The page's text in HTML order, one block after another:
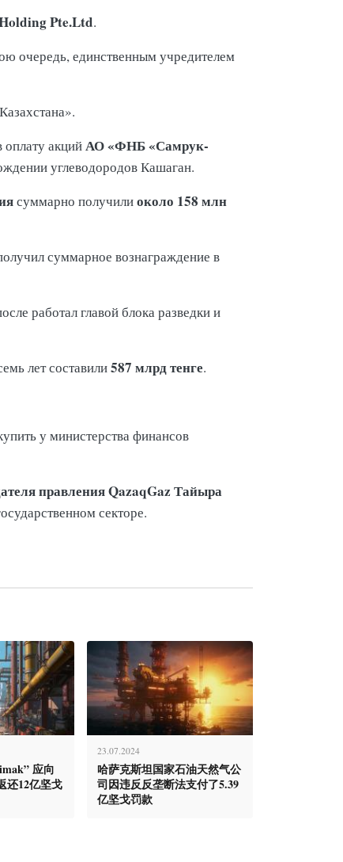
Pte.Ltd.
очередь, единственным учредителем
оплату акцийАО «ФНБ «Самрук-
углеводородов Кашаган.
суммарно получилиоколо 158 млн
суммарное вознаграждение в
работал главой блока разведки и
лет составили587 млрд тенге.
у министерства финансов
правления QazaqGaz Тайыра
секторе.
应向
还12亿坚戈
23.07.2024
哈萨克斯坦国家石油天然气公
司因违反反垄断法支付了5.39
亿坚戈罚款